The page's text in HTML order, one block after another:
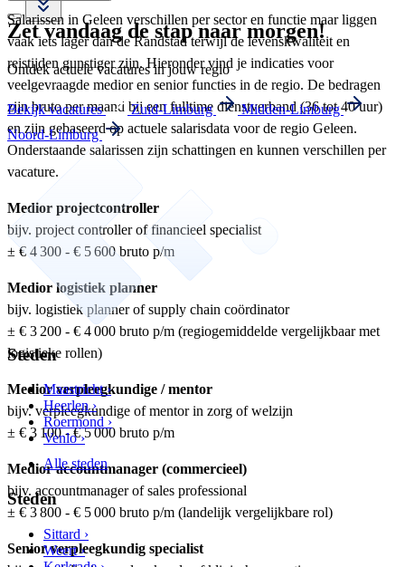
Salarissen in Geleen verschillen per sector en functie maar liggen
vaak iets lager dan de Randstad terwijl de levenskwaliteit en
reistijden gunstiger zijn. Hieronder vind je indicaties voor
veelgevraagde medior en senior functies in de regio. De bedragen
zijn bruto per maand bij een fulltime dienstverband (36 tot 40 uur)
en zijn gebaseerd op actuele salarisdata voor de regio Geleen.
Onderstaande salarissen zijn schattingen en kunnen verschillen per
vacature.
Medior projectcontroller
bijv. project controller of financieel specialist
± € 4 300 - € 5 600 bruto p/m
Medior logistiek planner
bijv. logistiek planner of supply chain coördinator
± € 3 200 - € 4 000 bruto p/m (regiogemiddelde vergelijkbaar met
logistieke rollen)
Medior verpleegkundige / mentor
bijv. verpleegkundige of mentor in zorg of welzijn
± € 3 100 - € 5 000 bruto p/m
Medior accountmanager (commercieel)
bijv. accountmanager of sales professional
± € 3 800 - € 5 000 bruto p/m (landelijk vergelijkbare rol)
Senior verpleegkundig specialist
Zet vandaag de stap naar morgen!
Ontdek actuele vacatures in jouw regio
Bekijk vacatures Zuid-Limburg
Midden-Limburg
Noord-Limburg
Steden
Maastricht ›
Heerlen ›
Roermond ›
Venlo ›
Alle steden
Steden
Sittard ›
Weert ›